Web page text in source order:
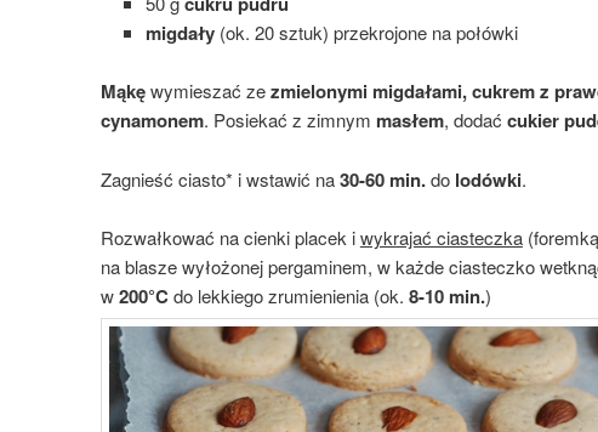
migdały (ok. 20 sztuk) przekrojone na połówki
Mąkęwymieszać zezmielonymi migdałami,cukrem z
cynamonem. Posiekać z zimnym masłem, dodać cukier
Zagnieść ciasto* i wstawić na30-60 min.dolodówki.
Rozwałkować na cienki placek iwykrajać ciasteczka
na blasze wyłożonej pergaminem, w każde ciasteczko
w200°Cdo lekkiego zrumienienia (ok. 8-10 min.)